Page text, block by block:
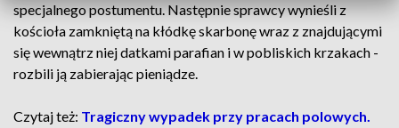
specjalnego postumentu. Następnie sprawcy wynieśli z
kościoła zamkniętą na kłódkę skarbonę wraz z znajdującymi
się wewnątrz niej datkami parafian i w pobliskich krzakach -
rozbili ją zabierając pieniądze.
Czytaj też: Tragiczny wypadek przy pracach polowych.